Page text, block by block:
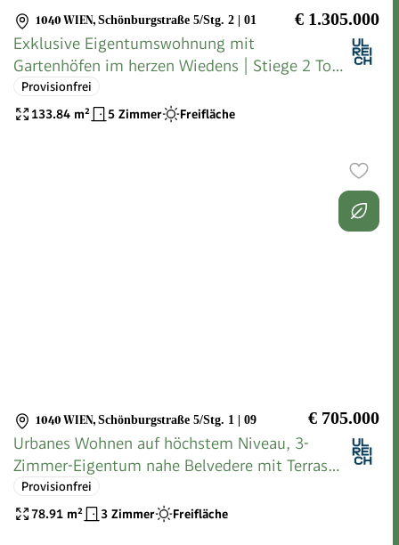
1040 WIEN, Schönburgstraße 5/Stg. 2 | 01 € 1.305.000
Exklusive Eigentumswohnung mit
Gartenhöfen im herzen Wiedens | Stiege 2 Top
01
Provisionfrei
133.84 m² 5 Zimmer Freifläche
1040 WIEN, Schönburgstraße 5/Stg. 1 | 09 € 705.000
Urbanes Wohnen auf höchstem Niveau, 3-
Zimmer-Eigentum nahe Belvedere mit Terrasse
| Stg. 1 Top 09
Provisionfrei
78.91 m² 3 Zimmer Freifläche